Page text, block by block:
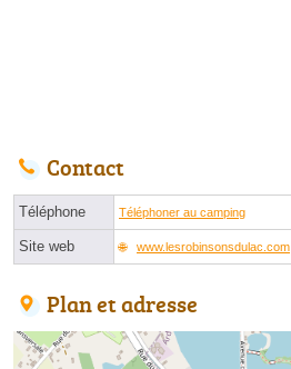
Contact
Téléphone Téléphoner au camping
Site web www.lesrobinsonsdulac.com
Plan et adresse